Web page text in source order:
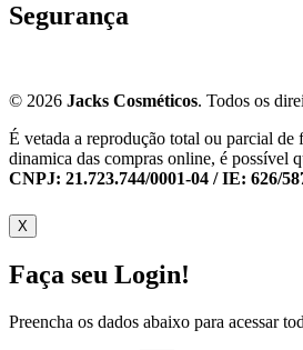
Segurança
© 2026 Jacks Cosméticos. Todos os
É vetada a reprodução total ou parcial de
dinamica das compras online, é possível
CNPJ: 21.723.744/0001-04 / IE: 626/
X
Faça seu Login!
Preencha os dados abaixo para acessar